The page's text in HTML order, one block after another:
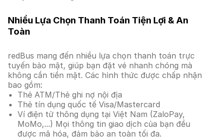
Nhiều Lựa Chọn Thanh Toán Tiện Lợi & An
Toàn
redBus mang đến nhiều lựa chọn thanh toán trực
tuyến bảo mật, giúp bạn đặt vé nhanh chóng mà
không cần tiền mặt. Các hình thức được chấp nhận
bao gồm:
Thẻ ATM/Thẻ ghi nợ nội địa
Thẻ tín dụng quốc tế Visa/Mastercard
Ví điện tử thông dụng tại Việt Nam (ZaloPay,
MoMo,...) Mọi thông tin giao dịch của bạn đều
được mã hóa, đảm bảo an toàn tối đa.